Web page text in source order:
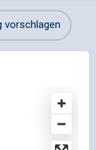
vorschlagen